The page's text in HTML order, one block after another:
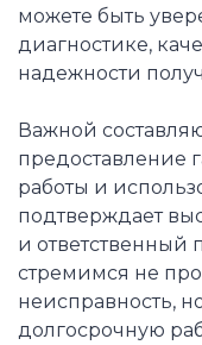
можете быть
диагностике,
надежности
Важной
предоставление
работы и
подтверждает
и ответственный
стремимся не
неисправность,
долгосрочную